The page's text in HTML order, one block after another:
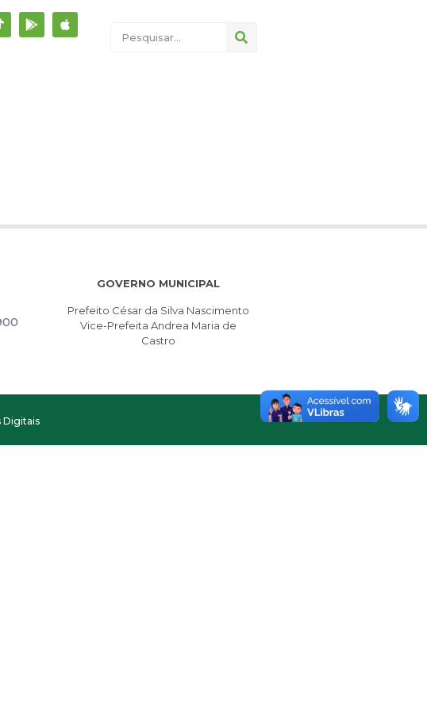
GOVERNO MUNICIPAL
Prefeito César da Silva Nascimento
Vice-Prefeita Andrea Maria de
Castro
Digitais